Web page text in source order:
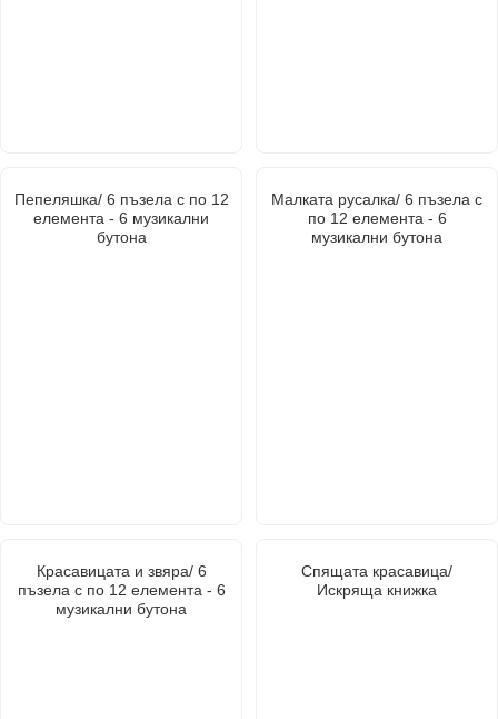
Пепеляшка/ 6 пъзела с по 12
елемента - 6 музикални
бутона
Малката русалка/ 6 пъзела с
по 12 елемента - 6
музикални бутона
Красавицата и звяра/ 6
пъзела с по 12 елемента - 6
музикални бутона
Спящата красавица/
Искряща книжка